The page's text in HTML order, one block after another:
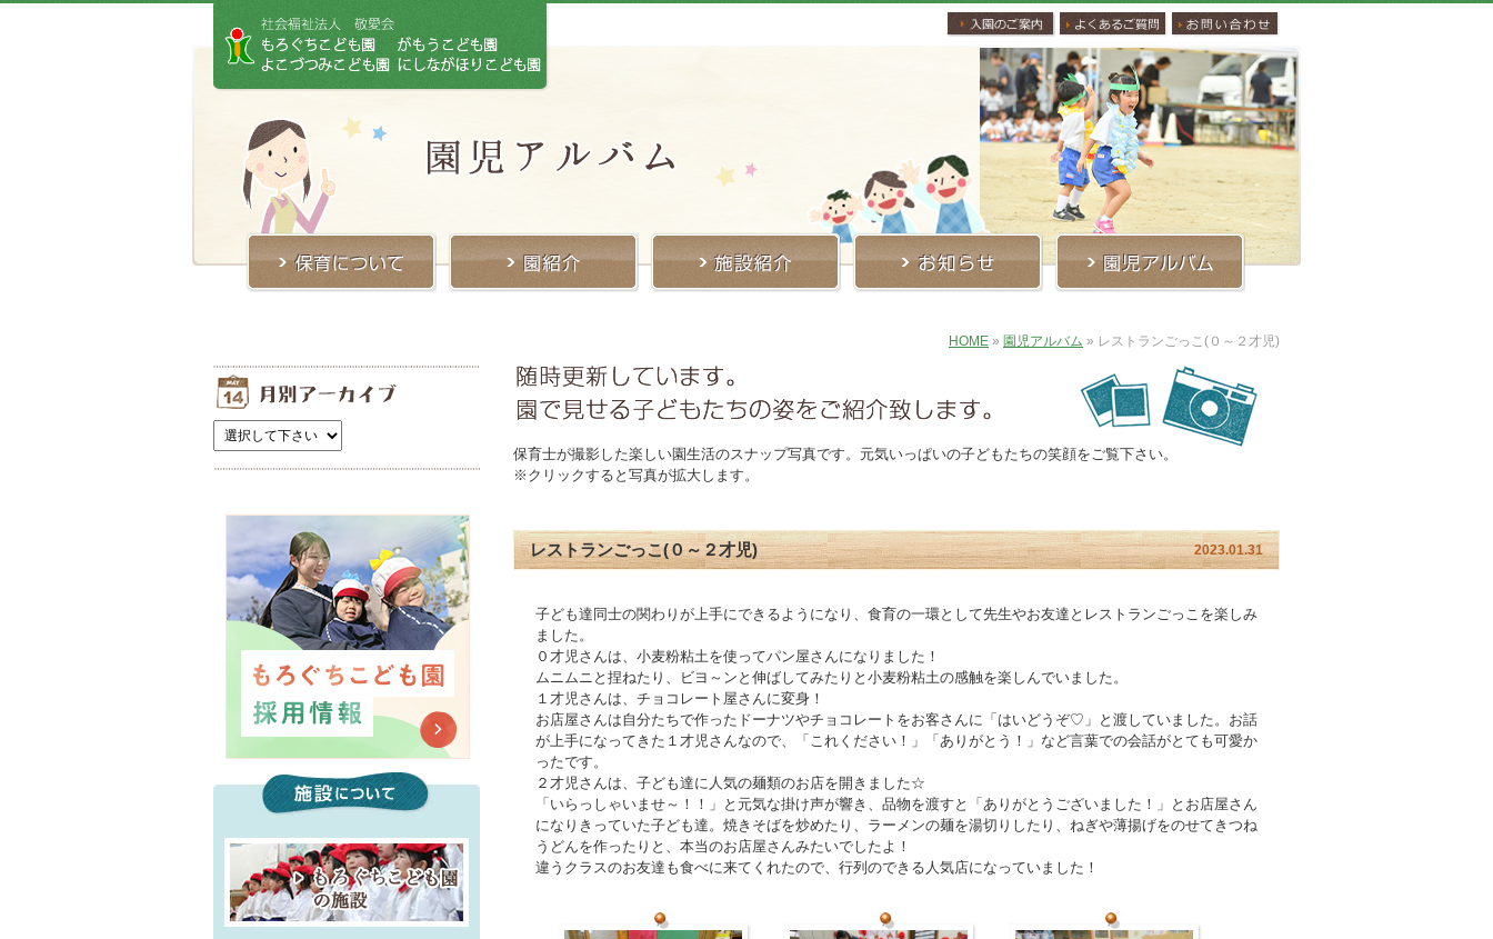
HOME » 園児アルバム » レストランごっこ(０～２才児)
保育士が撮影した楽しい園生活のスナップ写真です。元気いっぱいの子どもたちの笑顔をご覧下さい。
※クリックすると写真が拡大します。
レストランごっこ(０～２才児) 2023.01.31
子ども達同士の関わりが上手にできるようになり、食育の一環として先生やお友達とレストランごっこを楽しみ
ました。
０才児さんは、小麦粉粘土を使ってパン屋さんになりました！
ムニムニと捏ねたり、ビヨ～ンと伸ばしてみたりと小麦粉粘土の感触を楽しんでいました。
１才児さんは、チョコレート屋さんに変身！
お店屋さんは自分たちで作ったドーナツやチョコレートをお客さんに「はいどうぞ♡」と渡していました。お話
が上手になってきた１才児さんなので、「これください！」「ありがとう！」など言葉での会話がとても可愛か
ったです。
２才児さんは、子ども達に人気の麺類のお店を開きました☆
「いらっしゃいませ～！！」と元気な掛け声が響き、品物を渡すと「ありがとうございました！」とお店屋さん
になりきっていた子ども達。焼きそばを炒めたり、ラーメンの麺を湯切りしたり、ねぎや薄揚げをのせてきつね
うどんを作ったりと、本当のお店屋さんみたいでしたよ！
違うクラスのお友達も食べに来てくれたので、行列のできる人気店になっていました！